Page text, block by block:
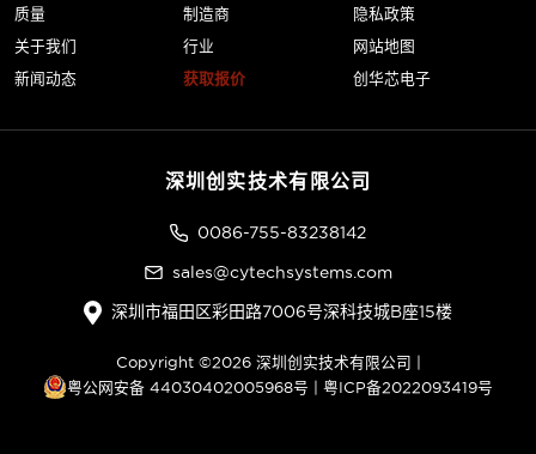
质量
关于我们
新闻动态
制造商
行业
获取报价
隐私政策
网站地图
创华芯电子
深圳创实技术有限公司
0086-755-83238142
sales@cytechsystems.com
深圳市福田区彩田路7006号深科技城B座15楼
Copyright ©2026 深圳创实技术有限公司 |
粤公网安备 44030402005968号
粤ICP备2022093419号